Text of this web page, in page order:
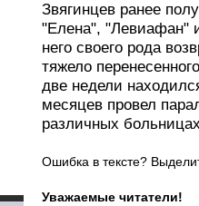
Звягинцев ранее
"Елена", "Левиафан"
него своего рода
тяжело
две недели
месяцев провел
различных
Ошибка в тексте?
Уважаемые читатели!